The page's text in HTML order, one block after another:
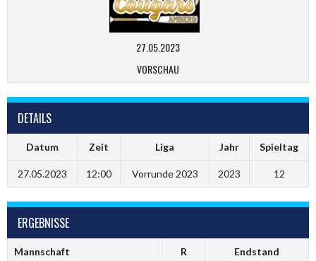
27.05.2023
VORSCHAU
DETAILS
Datum Zeit Liga Jahr Spieltag
27.05.2023 12:00 Vorrunde 2023 2023 12
ERGEBNISSE
Mannschaft R Endstand